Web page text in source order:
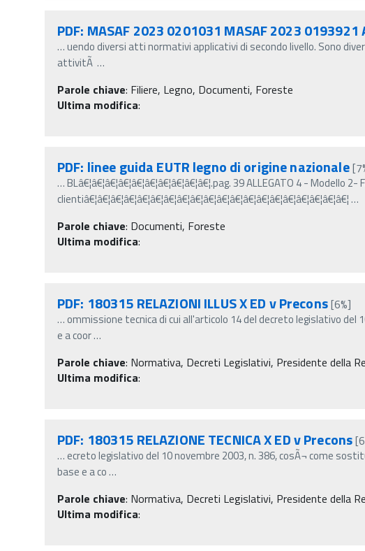
PDF: MASAF 2023 0201031 MASAF 2023
…uendo diversi atti normativi applicativi di secondo livello. Sono
attivitÃ …
Parole chiave: Filiere, Legno, Documenti, Foreste
Ultima modifica:
PDF: linee guida EUTR legno di origine nazionale
…BLâ€¦â€¦â€¦â€¦â€¦â€¦â€¦â€¦â€¦â€¦.pag. 39 ALLEGATO 4 - Modello
clientiâ€¦â€¦â€¦â€¦â€¦â€¦â€¦â€¦â€¦â€¦â€¦â€¦â€¦â€¦â€¦â€¦â€¦â€¦â€¦â€¦…
Parole chiave: Documenti, Foreste
Ultima modifica:
PDF: 180315 RELAZIONI ILLUS X ED v Precons[6%]
… ommissione tecnica di cui all'articolo 14 del decreto legislativo del
e a coor…
Parole chiave: Normativa, Decreti Legislativi, Presidente della
Ultima modifica:
PDF: 180315 RELAZIONE TECNICA X ED v Precons
… ecreto legislativo del 10 novembre 2003, n. 386, cosÃ¬ come
base e a co…
Parole chiave: Normativa, Decreti Legislativi, Presidente della
Ultima modifica: